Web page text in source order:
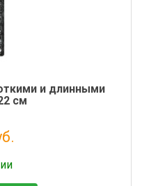
и длинными
см